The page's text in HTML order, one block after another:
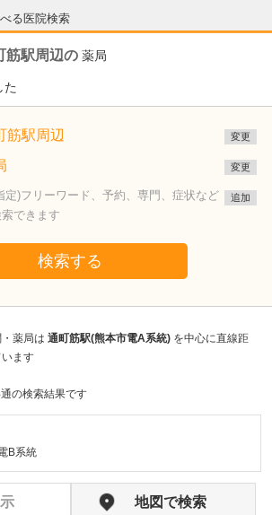
る医院検索
筋駅周辺の 薬局
た
筋駅周辺 変更
変更
定)フリーワード、予約、専門、症状など
できます
追加
検索する
薬局は 通町筋駅(熊本市電A系統) を中心に直線距
ます
の検索結果です
B系統
地図で検索